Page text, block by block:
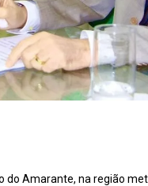
do Amarante, na região